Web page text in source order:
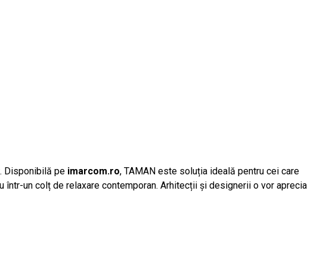
Disponibilă pe imarcom.ro, TAMAN este soluția ideală pentru cei care
un colț de relaxare contemporan. Arhitecții și designerii o vor aprecia